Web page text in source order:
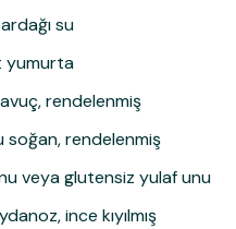
su
yumurta
rendelenmiş
soğan, rendelenmiş
veya glutensiz yulaf unu
ince kıyılmış